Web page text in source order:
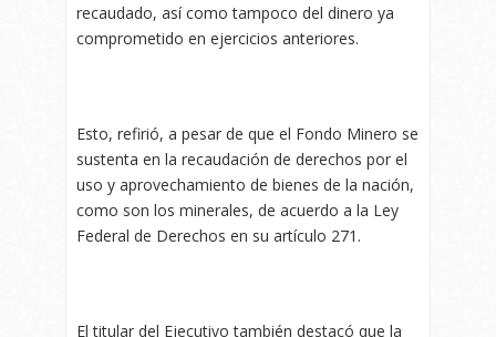
recaudado, así como tampoco del dinero ya
comprometido en ejercicios anteriores.
Esto, refirió, a pesar de que el Fondo Minero se
sustenta en la recaudación de derechos por el
uso y aprovechamiento de bienes de la nación,
como son los minerales, de acuerdo a la Ley
Federal de Derechos en su artículo 271.
El titular del Ejecutivo también destacó que la